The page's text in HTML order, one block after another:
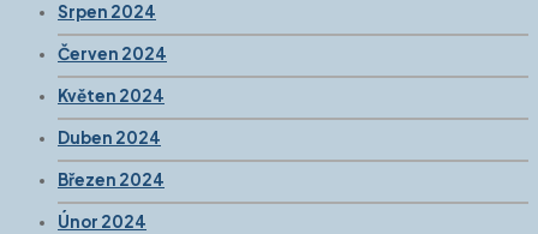
Srpen 2024
Červen 2024
Květen 2024
Duben 2024
Březen 2024
Únor 2024